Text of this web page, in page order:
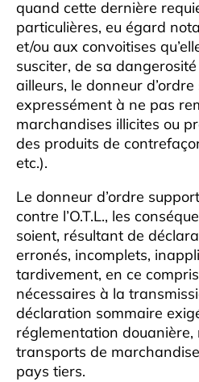
quand cette dernière
particulières, eu égard
et/ou aux convoitises
susciter, de sa
ailleurs, le donneur d’ordre
expressément à ne pas
marchandises illicites ou
des produits de
etc.).
Le donneur d’ordre
contre l’O.T.L., les
soient, résultant de
erronés, incomplets,
tardivement, en ce
nécessaires à la
déclaration sommaire
réglementation
transports de
pays tiers.